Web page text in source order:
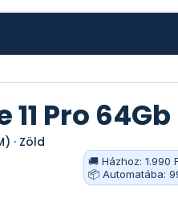
Pro 64Gb
· Zöld
🚚 Házhoz: 1.990
📦 Automatába: